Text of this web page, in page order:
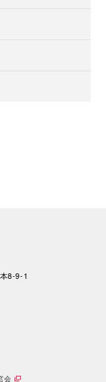
8-9-1
会